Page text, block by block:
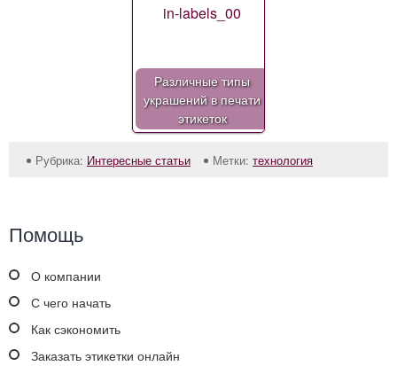
Различные типы
украшений в печати
этикеток
Рубрика: Интересные статьи Метки: технология
Помощь
О компании
С чего начать
Как сэкономить
Заказать этикетки онлайн